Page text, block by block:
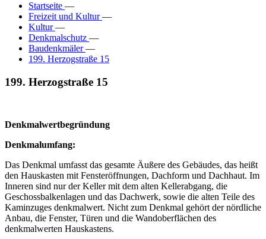
Startseite —
Freizeit und Kultur—
Kultur—
Denkmalschutz —
Baudenkmäler—
199. Herzogstraße 15
199. Herzogstraße 15
Denkmalwertbegründung
Denkmalumfang:
Das Denkmal umfasst das gesamte Äußere des Gebäudes, das heißt
den Hauskasten mit Fensteröffnungen, Dachform und Dachhaut. Im
Inneren sind nur der Keller mit dem alten Kellerabgang, die
Geschossbalkenlagen und das Dachwerk, sowie die alten Teile des
Kaminzuges denkmalwert. Nicht zum Denkmal gehört der nördliche
Anbau, die Fenster, Türen und die Wandoberflächen des
denkmalwerten Hauskastens.